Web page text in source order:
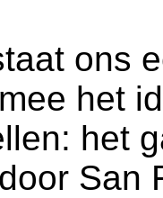
ons
het
het
San